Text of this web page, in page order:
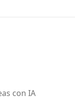
con IA